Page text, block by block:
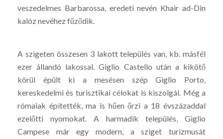
veszedelmes Barbarossa, eredeti nevén Khair ad-Din
kalóz nevéhez fűződik.
A szigeten összesen 3 lakott település van, kb. másfél
ezer állandó lakossal. Giglio Castello után a kikötő
körül épült ki a mesésen szép Giglio Porto,
kereskedelmi és turisztikai célokat is kiszolgál. Még a
rómaiak építették, ma is hűen őrzi a 18 évszázaddal
ezelőtti nyomokat. A harmadik település, Giglio
Campese már egy modern, a sziget turizmusát